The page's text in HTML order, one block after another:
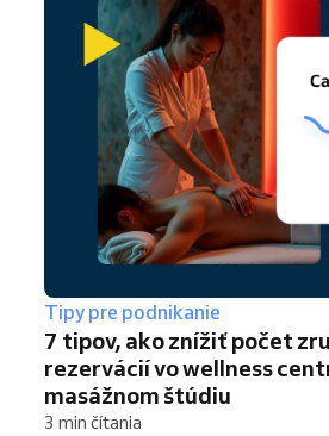
Tipy pre podnikanie
7 tipov, ako znížiť počet
rezervácií vo wellness
masážnom štúdiu
3 min čítania